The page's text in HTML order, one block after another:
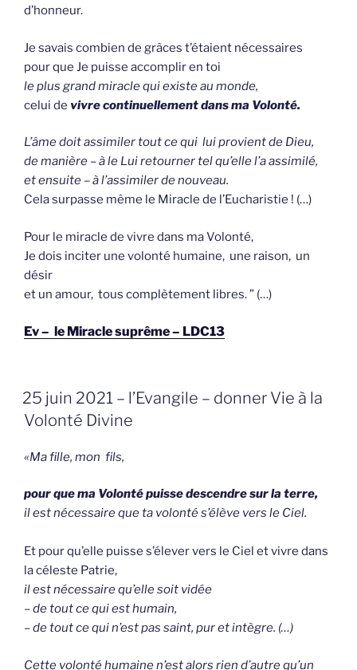
d’honneur.
Je savais combien de grâces t’étaient nécessaires
pour que Je puisse accomplir en toi
le plus grand miracle qui existe au monde,
celui de vivre continuellement dans ma Volonté.
L’âme doit assimiler tout ce qui lui provient de Dieu,
de manière – à le Lui retourner tel qu’elle l’a assimilé,
et ensuite – à l’assimiler de nouveau.
Cela surpasse même le Miracle de l’Eucharistie ! (…)
Pour le miracle de vivre dans ma Volonté,
Je dois inciter une volonté humaine, une raison, un
désir
et un amour, tous complètement libres. ” (…)
Ev – le Miracle suprême – LDC13
GEPLAATST
OP
25 juin 2021 – l’Evangile – donner Vie à la
Volonté Divine
«Ma fille, mon fils,
pour que ma Volonté puisse descendre sur la terre,
il est nécessaire que ta volonté s’élève vers le Ciel.
Et pour qu’elle puisse s’élever vers le Ciel et vivre dans
la céleste Patrie,
il est nécessaire qu’elle soit vidée
– de tout ce qui est humain,
– de tout ce qui n’est pas saint, pur et intègre. (…)
Cette volonté humaine n’est alors rien d’autre qu’un